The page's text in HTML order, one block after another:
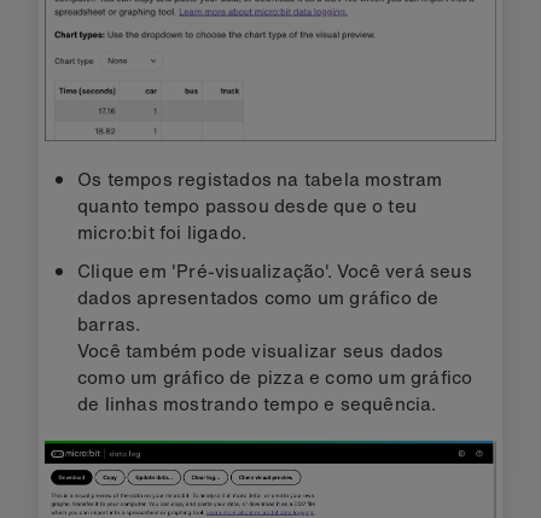
Os tempos registados na tabela mostram
quanto tempo passou desde que o teu
micro:bit foi ligado.
Clique em 'Pré-visualização'. Você verá seus
dados apresentados como um gráfico de
barras.
Você também pode visualizar seus dados
como um gráfico de pizza e como um gráfico
de linhas mostrando tempo e sequência.